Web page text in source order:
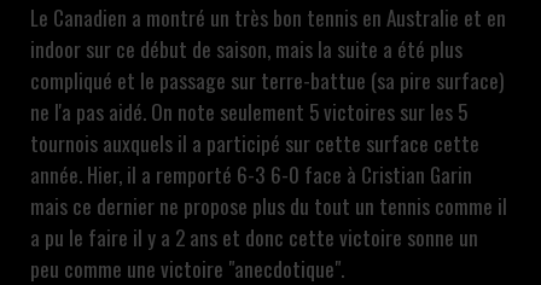
Le Canadien a montré un très bon tennis en Australie et en
indoor sur ce début de saison, mais la suite a été plus
compliqué et le passage sur terre-battue (sa pire surface)
ne l'a pas aidé. On note seulement 5 victoires sur les 5
tournois auxquels il a participé sur cette surface cette
année. Hier, il a remporté 6-3 6-0 face à Cristian Garin
mais ce dernier ne propose plus du tout un tennis comme il
a pu le faire il y a 2 ans et donc cette victoire sonne un
peu comme une victoire "anecdotique".